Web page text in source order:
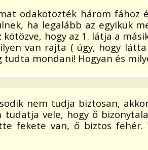
odakötözték három fához
ha legalább az egyikük
hogy az 1. látja a
van rajta ( úgy, hogy
mondani! Hogyan és
nem tudja biztosan,
vele, hogy ő
fekete van, ő biztos